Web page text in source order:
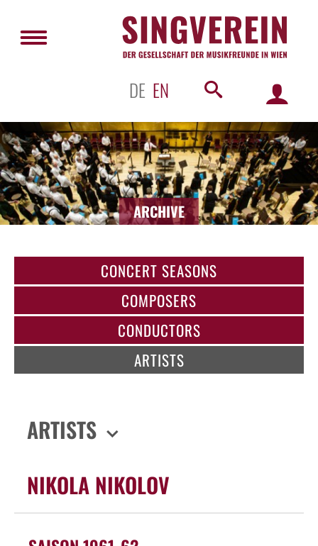
DE EN
ARCHIVE
CONCERT SEASONS
COMPOSERS
CONDUCTORS
ARTISTS
ARTISTS
NIKOLA NIKOLOV